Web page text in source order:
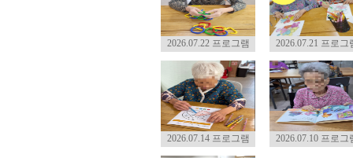
2026.07.22 프로그램 2026.07.21 프로그
2026.07.14 프로그램 2026.07.10 프로그